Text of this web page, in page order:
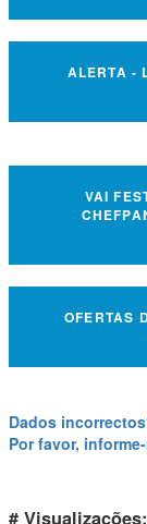
ALERTA -
VAI
OFERTAS
Dados
Por favor,
#